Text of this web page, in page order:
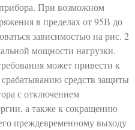
При возможном
в пределах от 95В до
зависимостью на рис. 2
мощности нагрузки.
может привести к
средств защиты
с отключением
а также к сокращению
преждевременному выходу